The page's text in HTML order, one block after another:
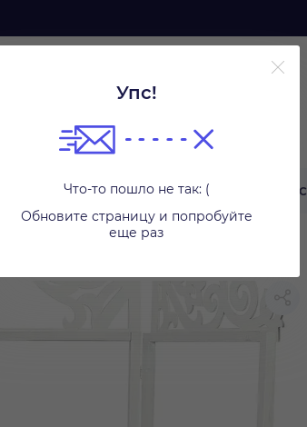
ТЕХНИКА ДЛЯ ДОМА ТУРИЗМ
Упс!
Что-то пошло не так: (
Обновите страницу и попробуйте
еще раз